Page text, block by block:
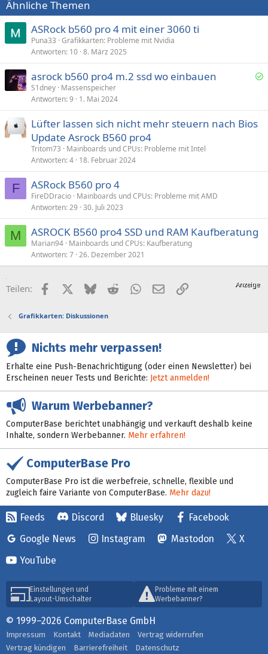
Ähnliche Themen
ASRock b560 pro 4 mit einer 3060 ti
Puna33 Grafikkarten: Probleme mit Nvidia
Antworten 10 8. März 2025
ö
asrock b560 pro4 m.2 ssd wo einbauen
S1dney Massenspeicher
Antworten 9 1. Mai 2024
Lüfter lassen sich nicht mehr steuern nach Bios
Update Asrock B560 pro4
Tritom73
Mainboards und CPUs: Probleme mit Intel
Antworten 4 18. Februar 2024
F ASRock B560 pro 4
FireDDracio Mainboards und CPUs: Probleme mit AMD
Antworten 29 30. Juli 2023
M ASROCK B560 pro4 SSD und RAM Kaufberatung
Marian94 Mainboards und CPUs: Kaufberatung
Antworten 7 26. Dezember 2021
Teilen: FacebookX (Twitter)
BlueskyRedditWhatsApp
E-MailLink
Grafikkarten: Diskussionen
Nichts mehr verpassen!
Erhalte eine Push-Benachrichtigung (oder einen Newsletter) bei
Erscheinen neuer Tests und Berichte: Jetzt anmelden!
Warum Werbebanner?
ComputerBase berichtet unabhängig und verkauft deshalb keine
Inhalte, sondern Werbebanner. Mehr erfahren!
ComputerBase Pro
ComputerBase Pro ist die werbefreie, schnelle, flexible und
zugleich faire Variante von ComputerBase. Mehr dazu!
Feeds Discord Bluesky
Facebook
Google News
Instagram Mastodon
X
YouTube
Einstellungen und
Layout-Umschalter
Probleme mit einem
Werbebanner?
© 1999–2026 ComputerBase GmbH
Impressum Kontakt Mediadaten
Vertrag widerrufen
Vertrag kündigen
Barrierefreiheit Datenschutz